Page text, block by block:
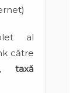
al
către
taxă